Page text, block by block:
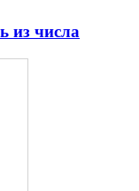
из числа